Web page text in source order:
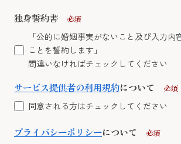
独身誓約書 必須
「公的に婚姻事実がないこと及び入力内
ことを誓約します」
間違いなければチェックしてください
サービス提供者の利用規約について 必須
同意される方はチェックしてください
プライバシーポリシーについて 必須